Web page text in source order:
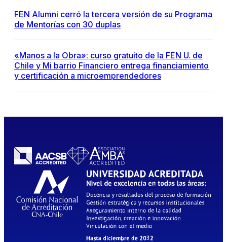
FEN Alumni cerró la tercera versión de su Programa
de Mentorías con 30 duplas
«Manos a la Obra»: curso gratuito de la FEN U. de
Chile y Mi barrio Financiero entrega financiamiento
y certificación a microemprendedores